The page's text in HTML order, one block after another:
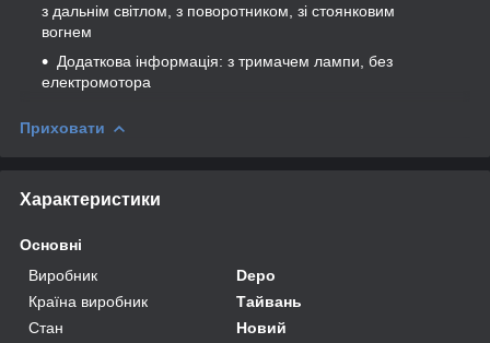
з дальнім світлом, з поворотником, зі стоянковим
вогнем
Додаткова інформація: з тримачем лампи, без
електромотора
Приховати
Характеристики
Основні
Виробник
Depo
Країна виробник
Тайвань
Стан
Новий